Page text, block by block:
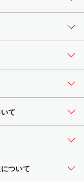
て
ついて